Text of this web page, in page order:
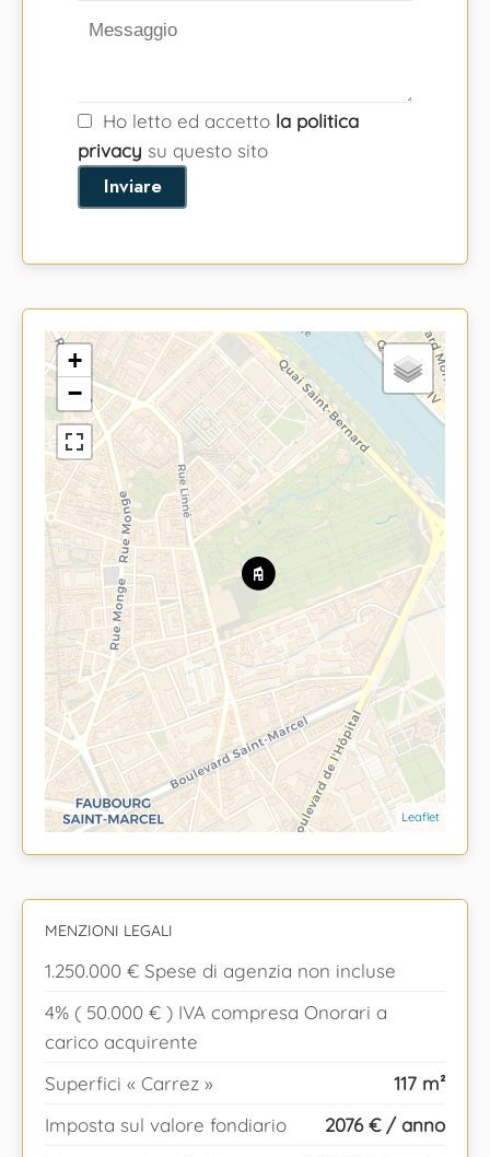
Ho letto ed accetto la politica
privacy su questo sito
Inviare
+
−
Leaflet
MENZIONI LEGALI
1.250.000 € Spese di agenzia non incluse
4% ( 50.000 € ) IVA compresa Onorari a
carico acquirente
Superfici « Carrez »
117 m²
Imposta sul valore fondiario
2076 € / anno